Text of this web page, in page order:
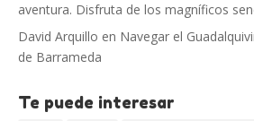
aventura. Disfruta de los magníficos
David Arquillo en Navegar el
de Barrameda
Te puede interesar